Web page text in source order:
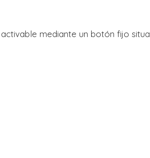
activable mediante un botón fijo